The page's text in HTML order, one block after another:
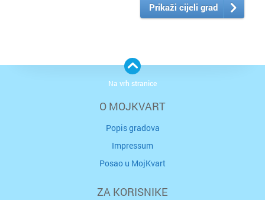
Prikaži cijeli grad
O MOJKVART
Popis gradova
Impressum
Posao u MojKvart
ZA KORISNIKE
Na vrh stranice